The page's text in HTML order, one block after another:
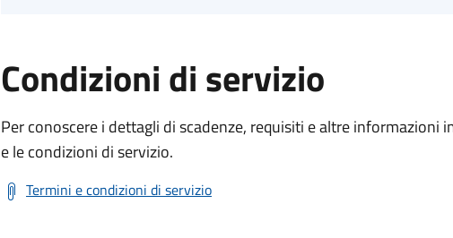
Condizioni di servizio
Per conoscere i dettagli di scadenze, requisiti e altre informazioni
e le condizioni di servizio.
Termini e condizioni di servizio